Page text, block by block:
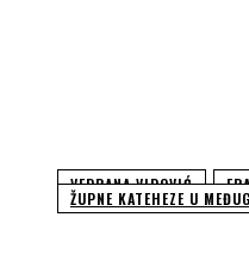
VEDRANA VIDOVIĆ
ŽUPNE KATEHEZE U